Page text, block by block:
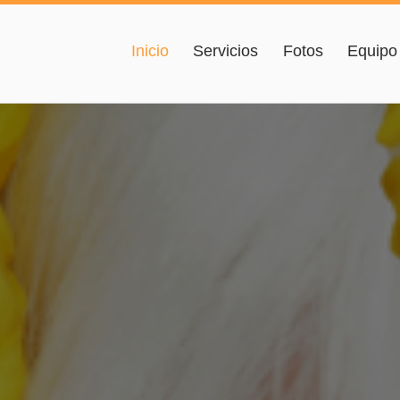
Inicio Servicios Fotos Equipo